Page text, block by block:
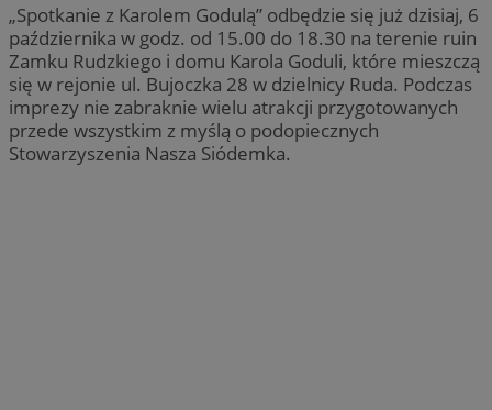
„Spotkanie z Karolem Godulą” odbędzie się już dzisiaj, 6
października w godz. od 15.00 do 18.30 na terenie ruin
Zamku Rudzkiego i domu Karola Goduli, które mieszczą
się w rejonie ul. Bujoczka 28 w dzielnicy Ruda. Podczas
imprezy nie zabraknie wielu atrakcji przygotowanych
przede wszystkim z myślą o podopiecznych
Stowarzyszenia Nasza Siódemka.